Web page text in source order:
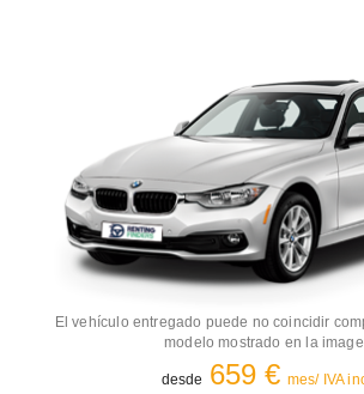
El vehículo entregado puede no coincidir
modelo mostrado en la
desde 659 € mes/ IVA